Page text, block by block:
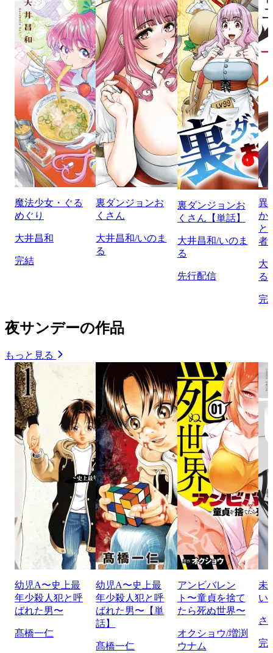
魔法少女・ぐる
めぐり
大井昌和
完結
裏ダンジョンお
くさん
大井昌和/いのま
る
裏ダンジョンお
くさん【単話】
大井昌和/いのま
る
先行配信
異
か
と
者
大
る
完
夜サンデーの作品
もっと見る
幼児A〜史上最
年少殺人犯と呼
ばれた男〜
髙橋一仁
幼児A〜史上最
年少殺人犯と呼
ばれた男〜【単
話】
髙橋一仁
アンビバレン
ト〜童貞を捨て
たら死ぬ世界〜
オクショウ/増渕
ウナム
未
い
さ
完